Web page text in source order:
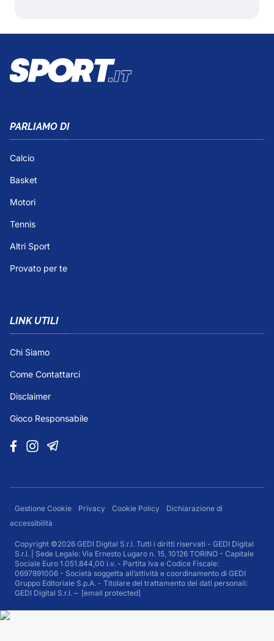
PARLIAMO DI
Calcio
Basket
Motori
Tennis
Altri Sport
Provato per te
LINK UTILI
Chi Siamo
Come Contattarci
Disclaimer
Gioco Responsabile
Gestione Cookie Privacy Cookie Policy
Dichiarazione di
accessibilità
Copyright ©2026 GEDI Digital S.r.l. Tutti i diritti riservati - GEDI Digital
S.r.l. | Sede Legale: Via Ernesto Lugaro n. 15, 10126 TORINO - Capitale
Sociale Euro 1.051.844,00 i.v. - Partita Iva e Codice Fiscale:
0697891006 - Società soggetta all’attività e coordinamento di GEDI
Gruppo Editoriale S.p.A. - Titolare del trattamento dei dati personali:
GEDI Digital S.r.l. – [email protected]